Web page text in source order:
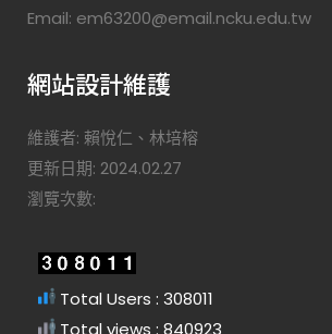
Email: em63200@email.ncku.edu.tw
網站設計維護
維護者: 賴悅仁、林培榕
更新日期: 2024.02.27
瀏覽次數:
Total Users : 308011
Total views : 840923